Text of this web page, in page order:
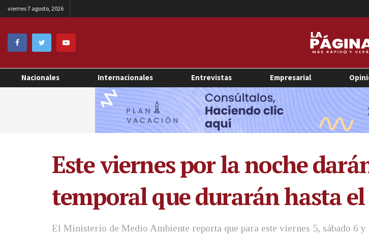
viernes 7 agosto, 2026
Nacionales Internacionales Entrevistas Empresarial
Este viernes por la noche
temporal que durarán hasta
El Ministerio de Medio Ambiente reporta que para este viernes 5, sábado 6